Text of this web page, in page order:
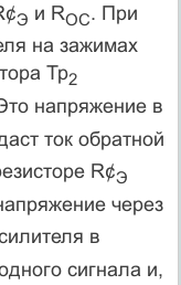
Э и RОС. При
на зажимах
Тр2
напряжение в
ток обратной
R¢Э
через
в
сигнала и,